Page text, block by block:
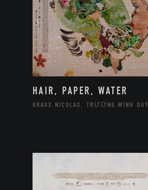
HAIR, PAPER, WATER
GRAUX NICOLAS, TRƯƠNG MINH QUÝ